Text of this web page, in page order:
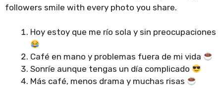
followers smile with every photo you share.
Hoy estoy que me río sola y sin preocupaciones
Café en mano y problemas fuera de mi vida
Sonríe aunque tengas un día complicado
Más café, menos drama y muchas risas